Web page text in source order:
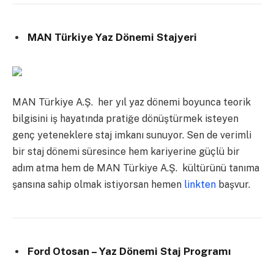
MAN Türkiye Yaz Dönemi Stajyeri
MAN Türkiye A.Ş. her yıl yaz dönemi boyunca teorik
bilgisini iş hayatında pratiğe dönüştürmek isteyen
genç yeteneklere staj imkanı sunuyor. Sen de verimli
bir staj dönemi süresince hem kariyerine güçlü bir
adım atma hem de MAN Türkiye A.Ş. kültürünü tanıma
şansına sahip olmak istiyorsan hemen linkten başvur.
Ford Otosan – Yaz Dönemi Staj Programı